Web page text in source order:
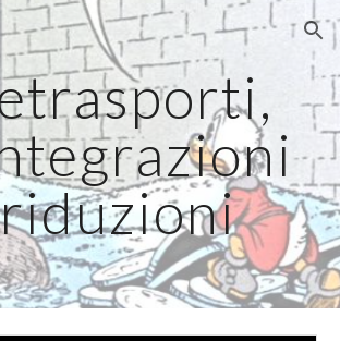
Skip to navigation